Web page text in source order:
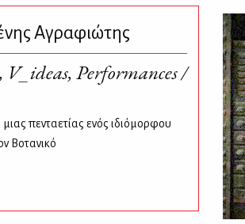
Αγραφιώτης
V_ideas, Performances /
πενταετίας ενός ιδιόμορφου
Βοτανικό